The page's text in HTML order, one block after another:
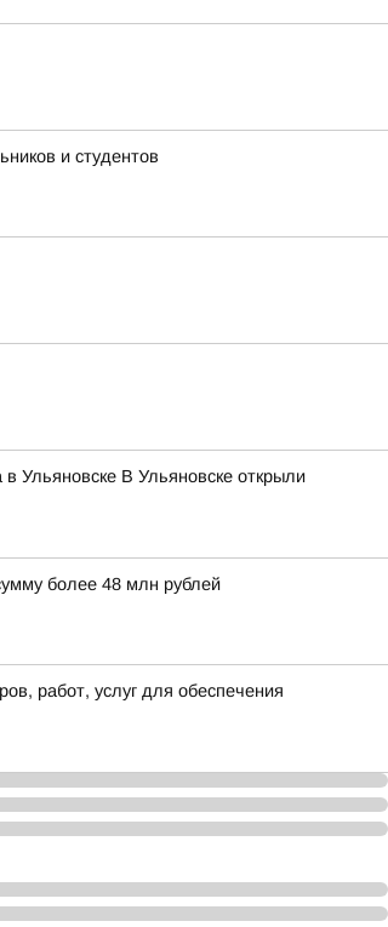
и студентов
Ульяновске В Ульяновске открыли
более 48 млн рублей
работ, услуг для обеспечения